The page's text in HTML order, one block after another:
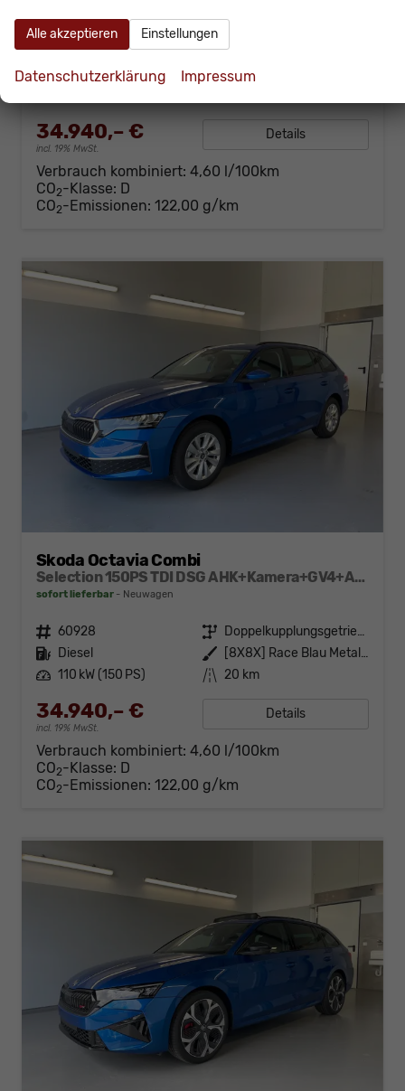
Fahrzeugnr. 60927 Getriebe
Kraftstoff Diesel Außenfarbe
34.940,– €
incl. 19% MwSt.
Details
Verbrauch kombiniert: 4,60 l/100km
CO2-Klasse: D
CO2-Emissionen: 122,00 g/km
Skoda Octavia Combi
Selection 150PS TDI DSG AHK+Kamera+GV4+ACC+TravelAssist+Sunset+Alu+LightAssist
sofort lieferbar Neuwagen
Fahrzeugnr. 60928 Getriebe
Doppelkupplungsgetriebe (DSG)
Kraftstoff Diesel Außenfarbe
[8X8X] Race Blau Metallic
Leistung 110 kW (150 PS) Kilometerstand 20 km
34.940,– €
incl. 19% MwSt.
Details
Verbrauch kombiniert: 4,60 l/100km
CO2-Klasse: D
CO2-Emissionen: 122,00 g/km
Alle akzeptieren Einstellungen
Datenschutzerklärung Impressum